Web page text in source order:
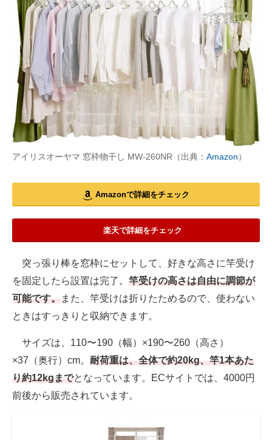
アイリスオーヤマ 窓枠物干し MW-260NR（出典： Amazon）
Amazonで詳細をチェック
楽天で詳細をチェック
突っ張り棒を窓枠にセットして、好きな高さに竿受け
を固定したら設置は完了。 竿受けの高さは自由に調節が
可能です。また、竿受けは折りたためるので、使わない
ときはすっきりと収納できます。
サイズは、110〜190（幅）×190〜260（高さ）
×37（奥行）cm。 耐荷重は、全体で約20kg、竿1本あた
り約12kgまでとなっています。ECサイトでは、4000円
前後から販売されています。